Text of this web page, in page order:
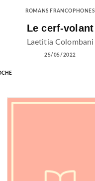
ROMANS FRANCOPHONES
Le cerf-volant
Laetitia Colombani
25/05/2022